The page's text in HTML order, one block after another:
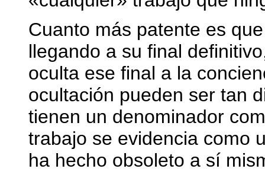
Cuanto más patente es
llegando a su final
oculta ese final a la
ocultación pueden ser tan
tienen un denominador
trabajo se evidencia como
ha hecho obsoleto a sí